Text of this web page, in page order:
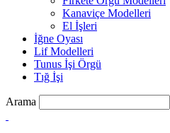
Kanaviçe Modelleri
El İşleri
İğne Oyası
Lif Modelleri
Tunus İşi Örgü
Tığ İşi
Arama